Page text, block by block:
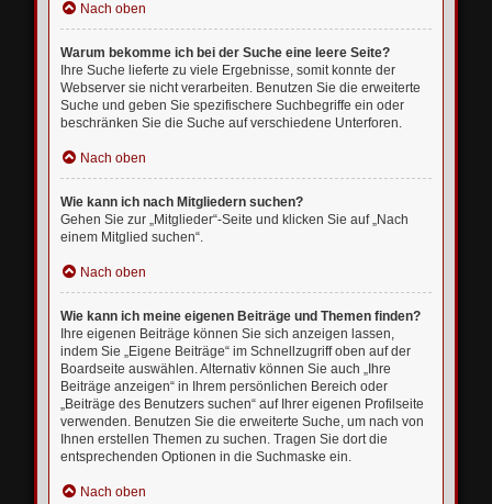
Nach oben
Warum bekomme ich bei der Suche eine leere Seite?
Ihre Suche lieferte zu viele Ergebnisse, somit konnte der
Webserver sie nicht verarbeiten. Benutzen Sie die erweiterte
Suche und geben Sie spezifischere Suchbegriffe ein oder
beschränken Sie die Suche auf verschiedene Unterforen.
Nach oben
Wie kann ich nach Mitgliedern suchen?
Gehen Sie zur „Mitglieder“-Seite und klicken Sie auf „Nach
einem Mitglied suchen“.
Nach oben
Wie kann ich meine eigenen Beiträge und Themen finden?
Ihre eigenen Beiträge können Sie sich anzeigen lassen,
indem Sie „Eigene Beiträge“ im Schnellzugriff oben auf der
Boardseite auswählen. Alternativ können Sie auch „Ihre
Beiträge anzeigen“ in Ihrem persönlichen Bereich oder
„Beiträge des Benutzers suchen“ auf Ihrer eigenen Profilseite
verwenden. Benutzen Sie die erweiterte Suche, um nach von
Ihnen erstellen Themen zu suchen. Tragen Sie dort die
entsprechenden Optionen in die Suchmaske ein.
Nach oben